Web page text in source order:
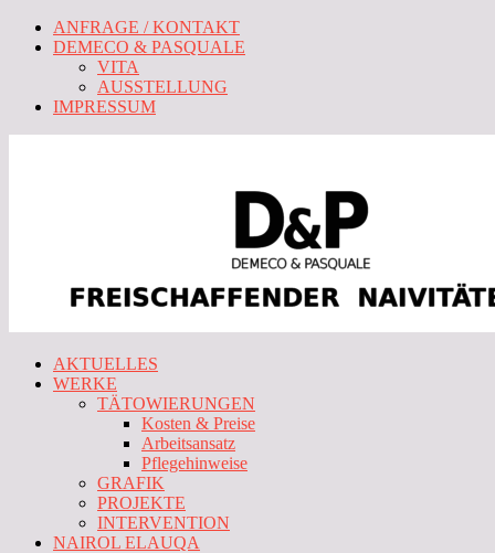
ANFRAGE / KONTAKT
DEMECO & PASQUALE
VITA
AUSSTELLUNG
IMPRESSUM
AKTUELLES
WERKE
TÄTOWIERUNGEN
Kosten & Preise
Arbeitsansatz
Pflegehinweise
GRAFIK
PROJEKTE
INTERVENTION
NAIROL ELAUQA